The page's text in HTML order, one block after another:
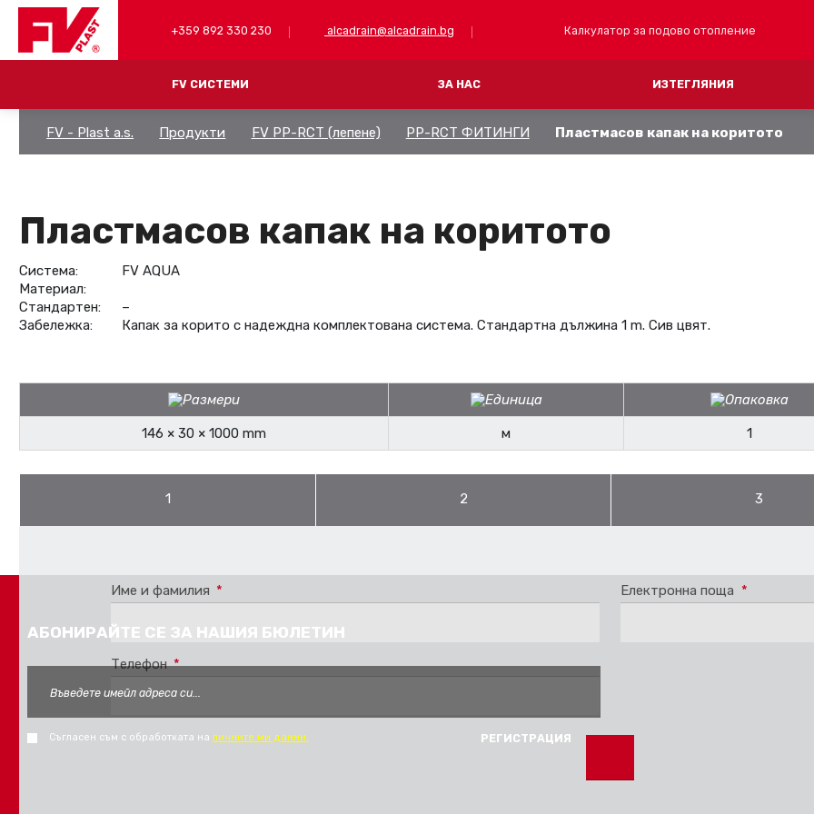
+359 892 330 230 alcadrain@alcadrain.bg Калкулатор за подово отопление
FV СИСТЕМИ ЗА НАС ИЗТЕГЛЯНИЯ
ФИТИНГИ
КОМБИНИРАНИ
ЗАТВАРЯЩИ ФИТИНГИ
PP-RCT ФИТИНГИ ЗА ЧЕЛНО ЛЕПЕНЕ
ИНСТРУМЕНТИ
FV - Plast a.s. Продукти FV PP-RCT (лепене) PP-RCT ФИТИНГИ Пластмасов капак на коритото
Пластмасов капак на коритото
Система:
FV AQUA
Материал:
Стандартен:
–
Забележка:
Капак за корито с надеждна комплектована система. Стандартна дължина 1 m. Сив цвят.
146 × 30 × 1000 mm м 1
1 2 3
Име и фамилия * Електронна поща *
Телефон*
АБОНИРАЙТЕ СЕ ЗА НАШИЯ БЮЛЕТИН
Съгласен съм с обработката наличните ми данни.